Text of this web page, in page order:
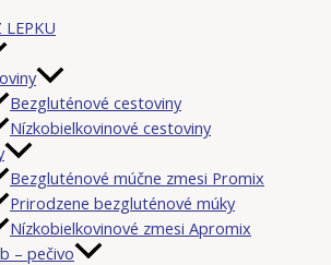
LEPKU
Bezgluténové cestoviny
Nízkobielkovinové cestoviny
Bezgluténové múčne zmesi Promix
Prirodzene bezgluténové múky
Nízkobielkovinové zmesi Apromix
– pečivo